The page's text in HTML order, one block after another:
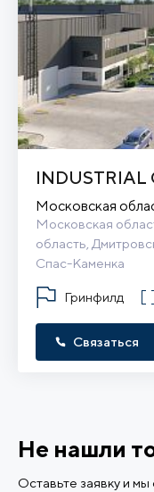
Московская
Московская
область,
Спас-Каменка
Гринфилд
Связаться
Не нашли
Оставьте заявку и